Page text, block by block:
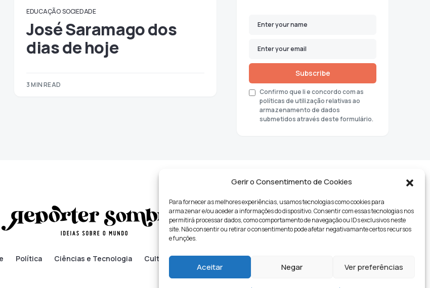
Gerir o Consentimento de Cookies
Para fornecer as melhores experiências, usamos tecnologias como cookies para
armazenar e/ou aceder a informações do dispositivo. Consentir com essas tecnologias nos
permitirá processar dados, como comportamento de navegação ou IDs exclusivos neste
site. Não consentir ou retirar o consentimento pode afetar negativamante certos recursos
e funções.
Aceitar Negar Ver preferências
EDUCAÇÃO SOCIEDADE
José Saramago dos
dias de hoje
3 MIN READ
Subscribe
Confirmo que li e concordo com as
políticas de utilização relativas ao
armazenamento de dados
submetidos através deste formulário.
Política Ciências e Tecnologia Cultura Lifestyle